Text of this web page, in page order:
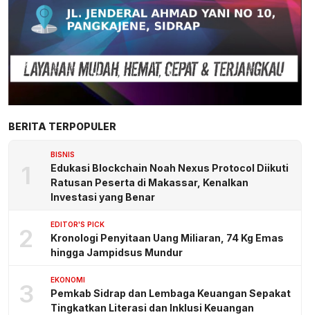
BERITA TERPOPULER
1
BISNIS
Edukasi Blockchain Noah Nexus Protocol Diikuti
Ratusan Peserta di Makassar, Kenalkan
Investasi yang Benar
2 EDITOR'S PICK
Kronologi Penyitaan Uang Miliaran, 74 Kg Emas
hingga Jampidsus Mundur
3 EKONOMI
Pemkab Sidrap dan Lembaga Keuangan Sepakat
Tingkatkan Literasi dan Inklusi Keuangan